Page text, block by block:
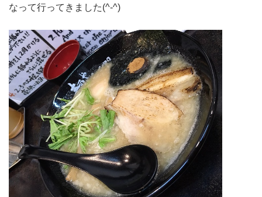
なって行ってきました(^-^)